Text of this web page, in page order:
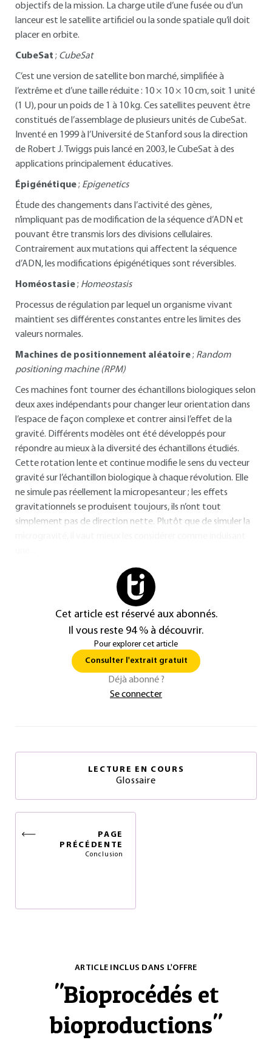
objectifs de la mission. La charge utile d’une fusée ou d’un
lanceur est le satellite artificiel ou la sonde spatiale qu’il doit
placer en orbite.
CubeSat ; CubeSat
C’est une version de satellite bon marché, simplifiée à
l’extrême et d’une taille réduite : 10 × 10 × 10 cm, soit 1 unité
(1 U), pour un poids de 1 à 10 kg. Ces satellites peuvent être
constitués de l’assemblage de plusieurs unités de CubeSat.
Inventé en 1999 à l’Université de Stanford sous la direction
de Robert J. Twiggs puis lancé en 2003, le CubeSat à des
applications principalement éducatives.
Épigénétique; Epigenetics
Étude des changements dans l’activité des gènes,
n’impliquant pas de modification de la séquence d’ADN et
pouvant être transmis lors des divisions cellulaires.
Contrairement aux mutations qui affectent la séquence
d’ADN, les modifications épigénétiques sont réversibles.
Homéostasie; Homeostasis
Processus de régulation par lequel un organisme vivant
maintient ses différentes constantes entre les limites des
valeurs normales.
Machines de positionnement aléatoire; Random
positioning machine (RPM)
Ces machines font tourner des échantillons biologiques selon
deux axes indépendants pour changer leur orientation dans
l’espace de façon complexe et contrer ainsi l’effet de la
gravité. Différents modèles ont été développés pour
répondre au mieux à la diversité des échantillons étudiés.
Cette rotation lente et continue modifie le sens du vecteur
gravité sur l’échantillon biologique à chaque révolution. Elle
ne simule pas réellement la micropesanteur ; les effets
gravitationnels se produisent toujours, ils n’ont tout
simplement pas de direction nette. Plutôt que de simuler la
Cet article est réservé aux abonnés.
Il vous reste 94 % à découvrir.
Pour explorer cet article
Consulter l'extrait gratuit
Déjà abonné ?
Se connecter
LECTURE EN COURS
Glossaire
PAGE
PRÉCÉDENTE
Conclusion
ARTICLE INCLUS DANS L'OFFRE
"Bioprocédés et
bioproductions"